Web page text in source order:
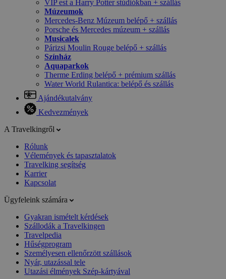
VIP est a Harry Potter stúdiókban + szállás
Múzeumok
Mercedes-Benz Múzeum belépő + szállás
Porsche és Mercedes múzeum + szállás
Musicalek
Párizsi Moulin Rouge belépő + szállás
Színház
Aquaparkok
Therme Erding belépő + prémium szállás
Water World Rulantica: belépő és szállás
Ajándékutalvány
Kedvezmények
A Travelkingről
Rólunk
Vélemények és tapasztalatok
Travelking segítség
Karrier
Kapcsolat
Ügyfeleink számára
Gyakran ismételt kérdések
Szállodák a Travelkingen
Travelpedia
Hűségprogram
Személyesen ellenőrzött szállások
Nyár, utazással tele
Utazási élmények Szép-kártyával